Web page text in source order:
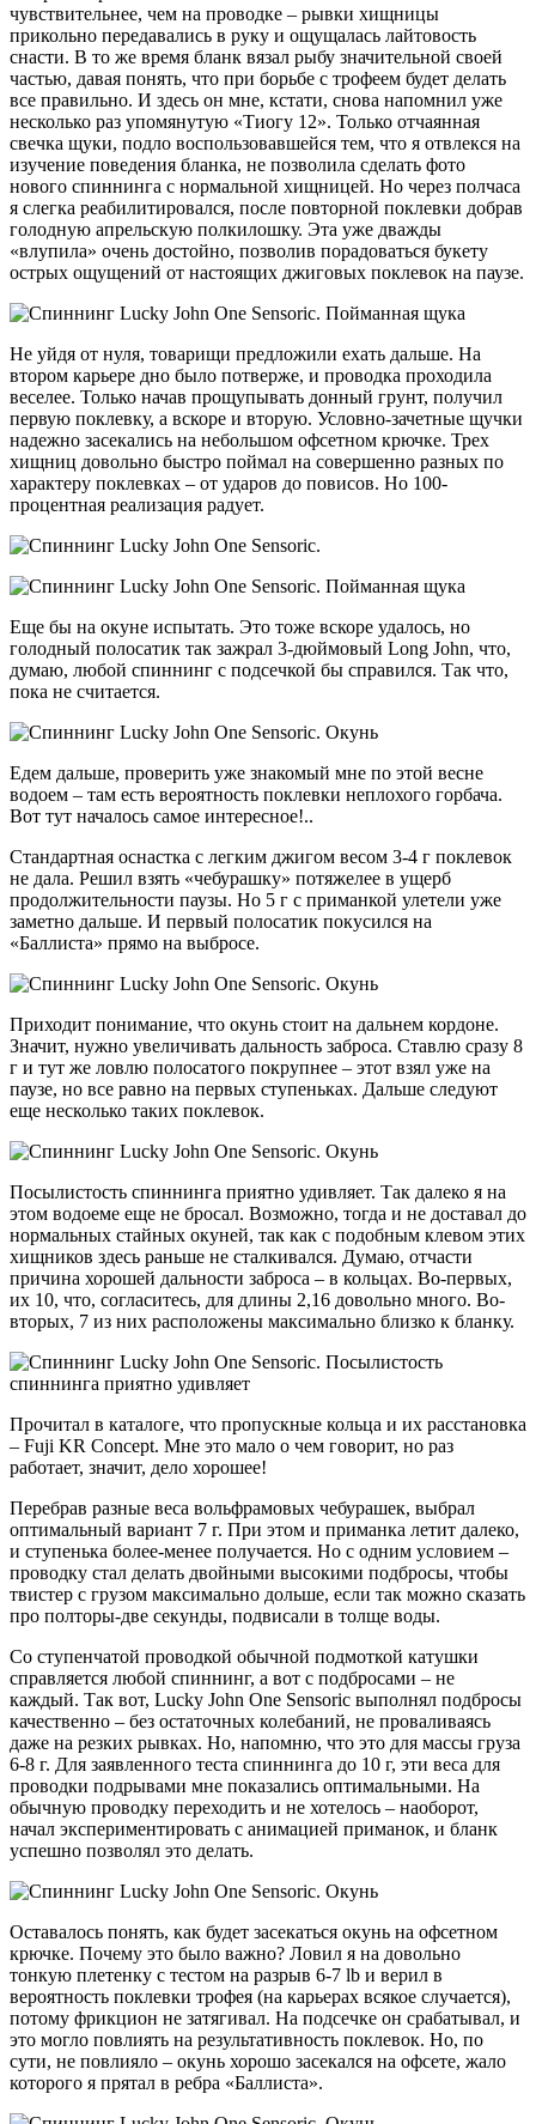
чувствительнее, чем на проводке – рывки хищницы
прикольно передавались в руку и ощущалась лайтовость
снасти. В то же время бланк вязал рыбу значительной своей
частью, давая понять, что при борьбе с трофеем будет делать
все правильно. И здесь он мне, кстати, снова напомнил уже
несколько раз упомянутую «Тиогу 12». Только отчаянная
свечка щуки, подло воспользовавшейся тем, что я отвлекся на
изучение поведения бланка, не позволила сделать фото
нового спиннинга с нормальной хищницей. Но через полчаса
я слегка реабилитировался, после повторной поклевки добрав
голодную апрельскую полкилошку. Эта уже дважды
«влупила» очень достойно, позволив порадоваться букету
острых ощущений от настоящих джиговых поклевок на паузе.
Не уйдя от нуля, товарищи предложили ехать дальше. На
втором карьере дно было потверже, и проводка проходила
веселее. Только начав прощупывать донный грунт, получил
первую поклевку, а вскоре и вторую. Условно-зачетные щучки
надежно засекались на небольшом офсетном крючке. Трех
хищниц довольно быстро поймал на совершенно разных по
характеру поклевках – от ударов до повисов. Но 100-
процентная реализация радует.
Еще бы на окуне испытать. Это тоже вскоре удалось, но
голодный полосатик так зажрал 3-дюймовый Long John, что,
думаю, любой спиннинг с подсечкой бы справился. Так что,
пока не считается.
Едем дальше, проверить уже знакомый мне по этой весне
водоем – там есть вероятность поклевки неплохого горбача.
Вот тут началось самое интересное!..
Стандартная оснастка с легким джигом весом 3-4 г поклевок
не дала. Решил взять «чебурашку» потяжелее в ущерб
продолжительности паузы. Но 5 г с приманкой улетели уже
заметно дальше. И первый полосатик покусился на
«Баллиста» прямо на выбросе.
Приходит понимание, что окунь стоит на дальнем кордоне.
Значит, нужно увеличивать дальность заброса. Ставлю сразу 8
г и тут же ловлю полосатого покрупнее – этот взял уже на
паузе, но все равно на первых ступеньках. Дальше следуют
еще несколько таких поклевок.
Посылистость спиннинга приятно удивляет. Так далеко я на
этом водоеме еще не бросал. Возможно, тогда и не доставал до
нормальных стайных окуней, так как с подобным клевом этих
хищников здесь раньше не сталкивался. Думаю, отчасти
причина хорошей дальности заброса – в кольцах. Во-первых,
их 10, что, согласитесь, для длины 2,16 довольно много. Во-
вторых, 7 из них расположены максимально близко к бланку.
Прочитал в каталоге, что пропускные кольца и их расстановка
– Fuji KR Concept. Мне это мало о чем говорит, но раз
работает, значит, дело хорошее!
Перебрав разные веса вольфрамовых чебурашек, выбрал
оптимальный вариант 7 г. При этом и приманка летит далеко,
и ступенька более-менее получается. Но с одним условием –
проводку стал делать двойными высокими подбросы, чтобы
твистер с грузом максимально дольше, если так можно сказать
про полторы-две секунды, подвисали в толще воды.
Со ступенчатой проводкой обычной подмоткой катушки
справляется любой спиннинг, а вот с подбросами – не
каждый. Так вот, Lucky John One Sensoric выполнял подбросы
качественно – без остаточных колебаний, не проваливаясь
даже на резких рывках. Но, напомню, что это для массы груза
6-8 г. Для заявленного теста спиннинга до 10 г, эти веса для
проводки подрывами мне показались оптимальными. На
обычную проводку переходить и не хотелось – наоборот,
начал экспериментировать с анимацией приманок, и бланк
успешно позволял это делать.
Оставалось понять, как будет засекаться окунь на офсетном
крючке. Почему это было важно? Ловил я на довольно
тонкую плетенку с тестом на разрыв 6-7 lb и верил в
вероятность поклевки трофея (на карьерах всякое случается),
потому фрикцион не затягивал. На подсечке он срабатывал, и
это могло повлиять на результативность поклевок. Но, по
сути, не повлияло – окунь хорошо засекался на офсете, жало
которого я прятал в ребра «Баллиста».